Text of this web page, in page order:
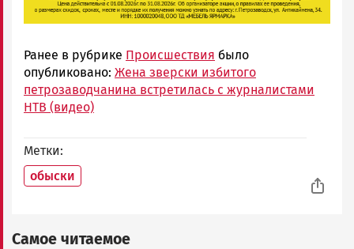
Ранее в рубрике Происшествия было
опубликовано: Жена зверски избитого
петрозаводчанина встретилась с журналистами
НТВ (видео)
Метки
обыски
Самое читаемое